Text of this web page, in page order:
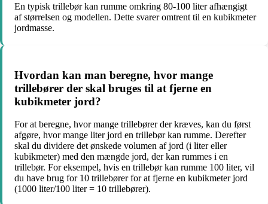
En typisk trillebør kan rumme omkring 80-100 liter afhængigt
af størrelsen og modellen. Dette svarer omtrent til en kubikmeter
jordmasse.
Hvordan kan man beregne, hvor mange
trillebører der skal bruges til at fjerne en
kubikmeter jord?
For at beregne, hvor mange trillebører der kræves, kan du først
afgøre, hvor mange liter jord en trillebør kan rumme. Derefter
skal du dividere det ønskede volumen af jord (i liter eller
kubikmeter) med den mængde jord, der kan rummes i en
trillebør. For eksempel, hvis en trillebør kan rumme 100 liter, vil
du have brug for 10 trillebører for at fjerne en kubikmeter jord
(1000 liter/100 liter = 10 trillebører).